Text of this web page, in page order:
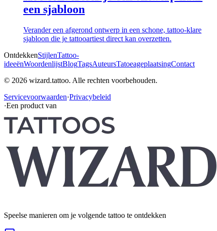
een sjabloon
Verander een afgerond ontwerp in een schone, tattoo-klare
sjabloon die je tattooartiest direct kan overzetten.
OntdekkenStijlenTattoo-
ideeënWoordenlijstBlogTagsAuteursTatoeageplaatsingContact
© 2026 wizard.tattoo. Alle rechten voorbehouden.
Servicevoorwaarden·Privacybeleid
·Een product van
Speelse manieren om je volgende tattoo te ontdekken